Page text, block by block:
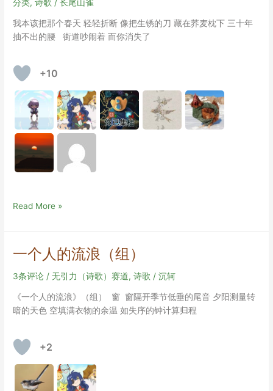
分类,诗歌 /长尾山雀
我本该把那个春天 轻轻折断 像把生锈的刀 藏在荞麦枕下 三十年
抽不出的腰 街道吵闹着 而你消失了
+10
蓝
然
桃
Read More »
一个人的流浪（组）
3条评论 /无引力（诗歌）赛道,诗歌 /沉轲
《一个人的流浪》（组） 窗 窗隔开季节低垂的尾音 夕阳测量转
暗的天色 空填满衣物的余温 如失序的钟计算归程
+2